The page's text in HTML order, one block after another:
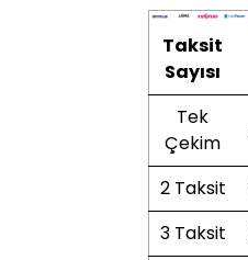
Taksit
Sayısı
Tek
Çekim
2 Taksit
3 Taksit